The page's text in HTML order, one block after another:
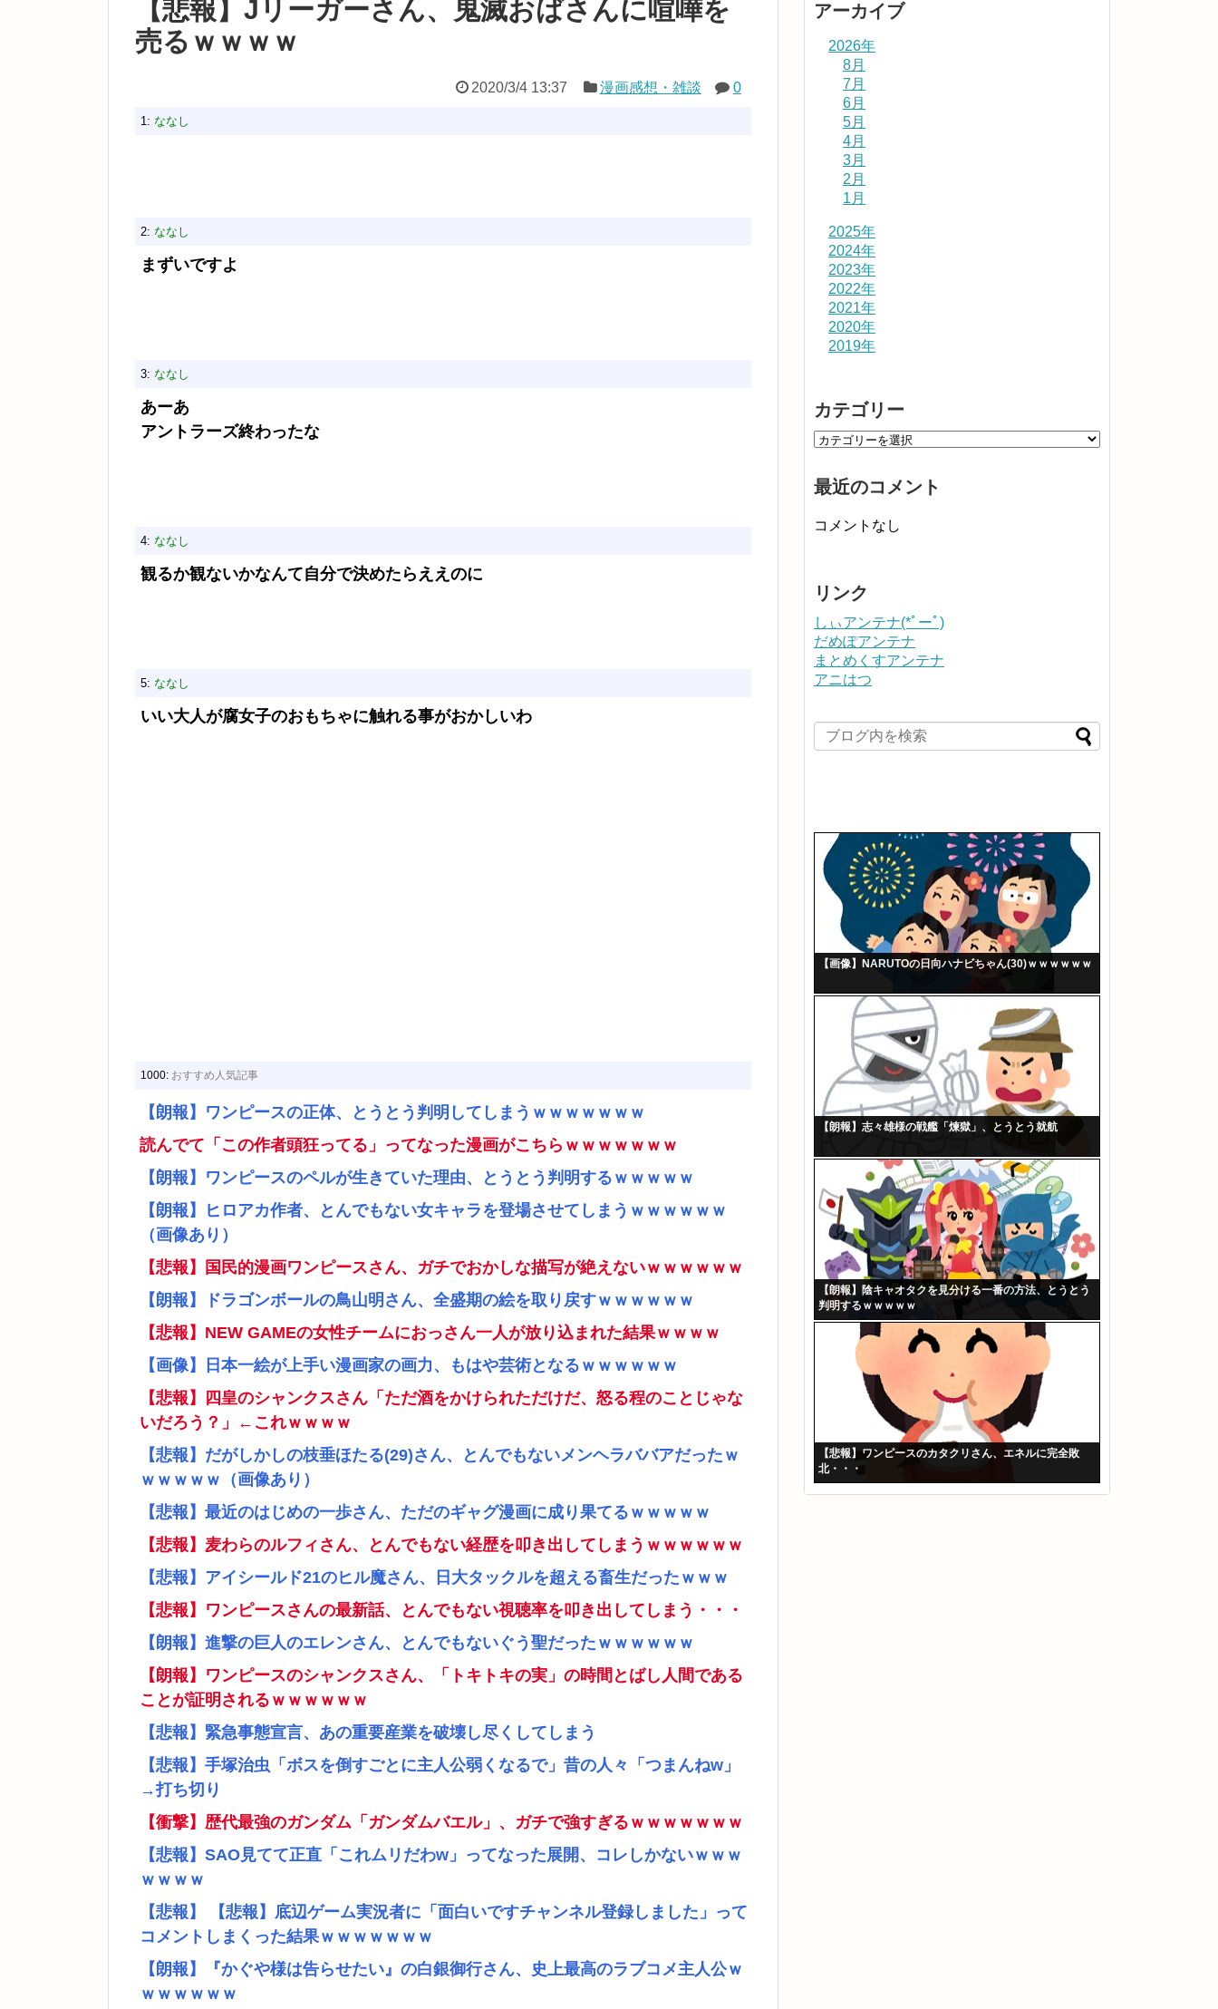
【悲報】Jリーガーさん、鬼滅おばさんに喧嘩を
売るｗｗｗｗ
2020/3/4 13:37 漫画感想・雑談 0
1: ななし
2: ななし
まずいですよ
3: ななし
あーあ
アントラーズ終わったな
4: ななし
観るか観ないかなんて自分で決めたらええのに
5: ななし
いい大人が腐女子のおもちゃに触れる事がおかしいわ
1000: おすすめ人気記事
【朗報】ワンピースの正体、とうとう判明してしまうｗｗｗｗｗｗｗ
読んでて「この作者頭狂ってる」ってなった漫画がこちらｗｗｗｗｗｗｗ
【朗報】ワンピースのペルが生きていた理由、とうとう判明するｗｗｗｗｗ
【朗報】ヒロアカ作者、とんでもない女キャラを登場させてしまうｗｗｗｗｗｗ
（画像あり）
【悲報】国民的漫画ワンピースさん、ガチでおかしな描写が絶えないｗｗｗｗｗｗ
【朗報】ドラゴンボールの鳥山明さん、全盛期の絵を取り戻すｗｗｗｗｗｗ
【悲報】NEW GAMEの女性チームにおっさん一人が放り込まれた結果ｗｗｗｗ
【画像】日本一絵が上手い漫画家の画力、もはや芸術となるｗｗｗｗｗｗ
【悲報】四皇のシャンクスさん「ただ酒をかけられただけだ、怒る程のことじゃな
いだろう？」←これｗｗｗｗ
【悲報】だがしかしの枝垂ほたる(29)さん、とんでもないメンヘラババアだったｗ
ｗｗｗｗｗ（画像あり）
【悲報】最近のはじめの一歩さん、ただのギャグ漫画に成り果てるｗｗｗｗｗ
【悲報】麦わらのルフィさん、とんでもない経歴を叩き出してしまうｗｗｗｗｗｗ
【悲報】アイシールド21のヒル魔さん、日大タックルを超える畜生だったｗｗｗ
【悲報】ワンピースさんの最新話、とんでもない視聴率を叩き出してしまう・・・
【朗報】進撃の巨人のエレンさん、とんでもないぐう聖だったｗｗｗｗｗｗ
【朗報】ワンピースのシャンクスさん、「トキトキの実」の時間とばし人間である
ことが証明されるｗｗｗｗｗｗ
【悲報】緊急事態宣言、あの重要産業を破壊し尽くしてしまう
【悲報】手塚治虫「ボスを倒すごとに主人公弱くなるで」昔の人々「つまんねw」
→打ち切り
【衝撃】歴代最強のガンダム「ガンダムバエル」、ガチで強すぎるｗｗｗｗｗｗｗ
【悲報】SAO見てて正直「これムリだわw」ってなった展開、コレしかないｗｗｗ
ｗｗｗｗ
【悲報】 【悲報】底辺ゲーム実況者に「面白いですチャンネル登録しました」って
コメントしまくった結果ｗｗｗｗｗｗｗ
【朗報】『かぐや様は告らせたい』の白銀御行さん、史上最高のラブコメ主人公ｗ
ｗｗｗｗｗｗ
アーカイブ
2026年
8月
7月
6月
5月
4月
3月
2月
1月
2025年
2024年
2023年
2022年
2021年
2020年
2019年
カテゴリー
最近のコメント
コメントなし
リンク
しぃアンテナ(*ﾟーﾟ)
だめぽアンテナ
まとめくすアンテナ
アニはつ
【画像】NARUTOの日向ハナビちゃん(30)ｗｗｗｗｗｗ
【朗報】志々雄様の戦艦「煉獄」、とうとう就航
【朗報】陰キャオタクを見分ける一番の方法、とうとう
判明するｗｗｗｗｗ
【悲報】ワンピースのカタクリさん、エネルに完全敗
北・・・